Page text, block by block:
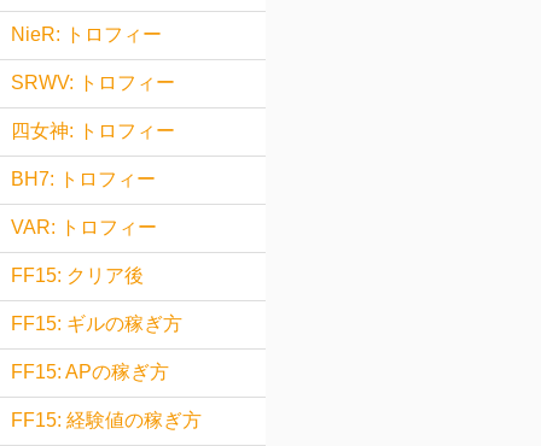
NieR: トロフィー
SRWV: トロフィー
四女神: トロフィー
BH7: トロフィー
VAR: トロフィー
FF15: クリア後
FF15: ギルの稼ぎ方
FF15: APの稼ぎ方
FF15: 経験値の稼ぎ方